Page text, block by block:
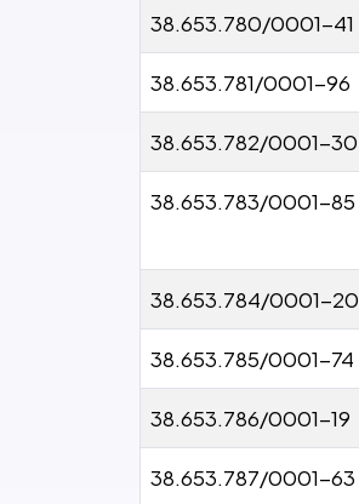
38.653.780/0001-41
38.653.781/0001-96
38.653.782/0001-30
38.653.783/0001-85
38.653.784/0001-20
38.653.785/0001-74
38.653.786/0001-19
38.653.787/0001-63